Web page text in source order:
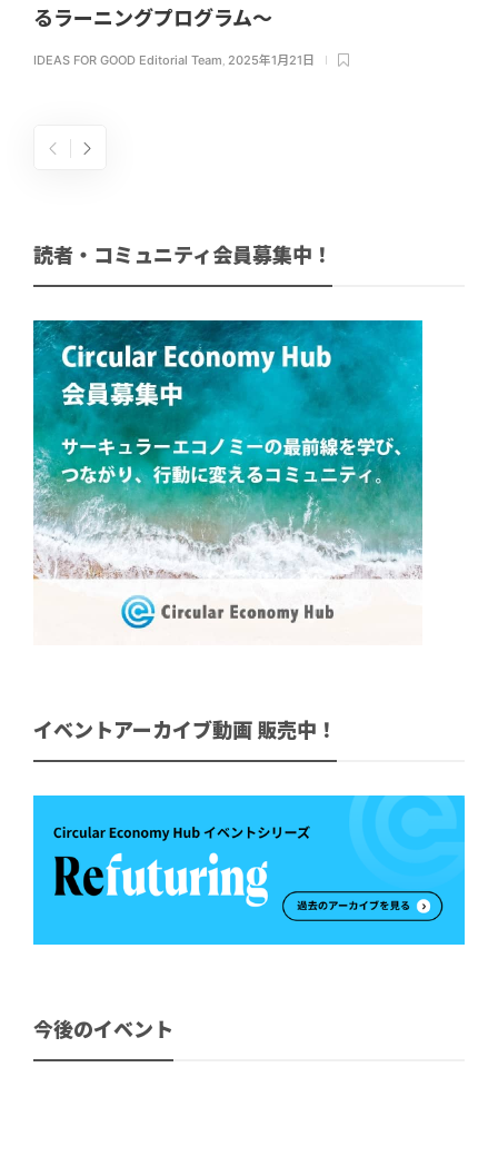
るラーニングプログラム～
IDEAS FOR GOOD Editorial Team, 2025年1月21日
読者・コミュニティ会員募集中！
イベントアーカイブ動画 販売中！
今後のイベント